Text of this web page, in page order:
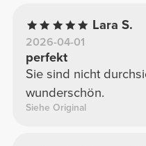
Lara S.
2026-04-01
perfekt
Sie sind nicht
wunderschön.
Siehe Original